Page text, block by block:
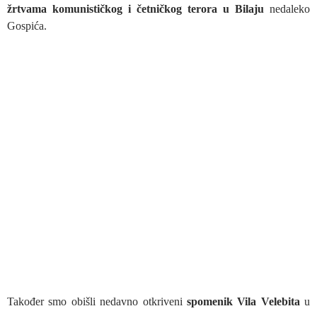
žrtvama komunističkog i četničkog terora u Bilaju nedaleko
Gospića.
Također smo obišli nedavno otkriveni spomenik Vila Velebita u